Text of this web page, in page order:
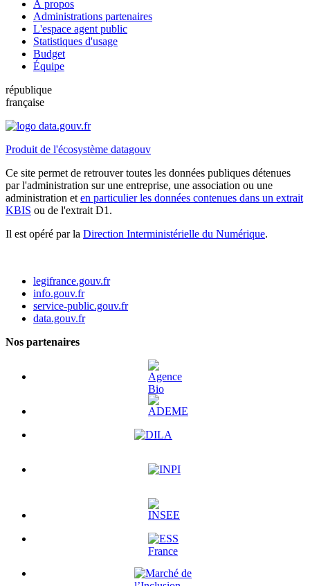
À propos
Administrations partenaires
L'espace agent public
Statistiques d'usage
Budget
Équipe
république
française
Produit de l'écosystème datagouv
Ce site permet de retrouver toutes les données publiques détenues
par l'administration sur une entreprise, une association ou une
administration et en particulier les données contenues dans un extrait
KBIS ou de l'extrait D1.
Il est opéré par la Direction Interministérielle du Numérique.
legifrance.gouv.fr
info.gouv.fr
service-public.gouv.fr
data.gouv.fr
Nos partenaires